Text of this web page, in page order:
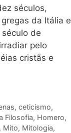
séculos,
da Itália e
de
pelo
cristãs e
, ceticismo,
Filosofia, Homero,
, Mito, Mitologia,